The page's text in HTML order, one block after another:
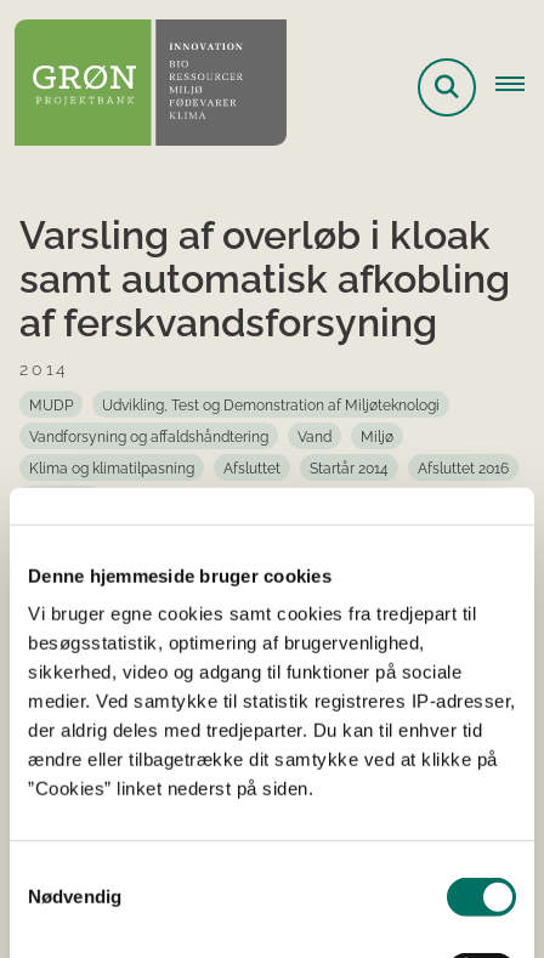
Denne hjemmeside bruger cookies
Vi bruger egne cookies samt cookies fra tredjepart til
besøgsstatistik, optimering af brugervenlighed,
sikkerhed, video og adgang til funktioner på sociale
medier. Ved samtykke til statistik registreres IP-adresser,
der aldrig deles med tredjeparter. Du kan til enhver tid
ændre eller tilbagetrække dit samtykke ved at klikke på
”Cookies” linket nederst på siden.
Nødvendig
Varsling af overløb i kloak
samt automatisk afkobling
af ferskvandsforsyning
2014
MUDP
Udvikling, Test og Demonstration af Miljøteknologi
Vandforsyning og affaldshåndtering
Vand
Miljø
Klima og klimatilpasning
Afsluttet Startår 2014
Afsluttet 2016
På baggrund af tidligere bevilling i 2012 har
højvandslukke.
Dette projekt retter sig mod at videreudvikle systemet
således, at der gives varsling om høj vandstand i
kloakken samtidig med varsling om at
ferskvandsforsyningen til ejendommen lukkes ned for at
at minimere risikoen for at spildevand og ferskvand
afkoble ferskvandsforsyningen når et højvandslukke